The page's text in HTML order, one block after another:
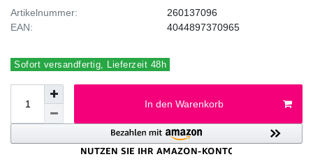
Artikelnummer:
EAN:
260137096
4044897370965
Sofort versandfertig, Lieferzeit 48h
In den Warenkorb